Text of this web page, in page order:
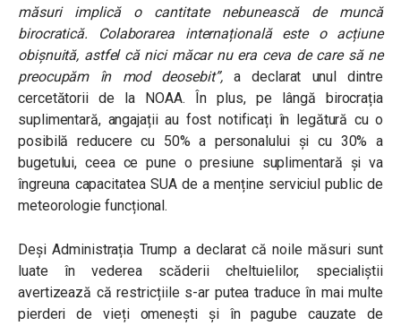
măsuri implică o cantitate nebunească de muncă
birocratică. Colaborarea internațională este o acțiune
obișnuită, astfel că nici măcar nu era ceva de care să ne
preocupăm în mod deosebit”,a declarat unul dintre
cercetătorii de la NOAA. În plus, pe lângă birocrația
suplimentară, angajații au fost notificați în legătură cu o
posibilă reducere cu 50% a personalului și cu 30% a
bugetului, ceea ce pune o presiune suplimentară și va
îngreuna capacitatea SUA de a menține serviciul public de
meteorologie funcțional.
Deși Administrația Trump a declarat că noile măsuri sunt
luate în vederea scăderii cheltuielilor, specialiștii
avertizează că restricțiile s-ar putea traduce în mai multe
pierderi de vieți omenești și în pagube cauzate de